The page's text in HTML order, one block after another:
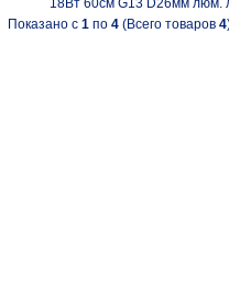
Показано с 1по 4(Всего товаров 4